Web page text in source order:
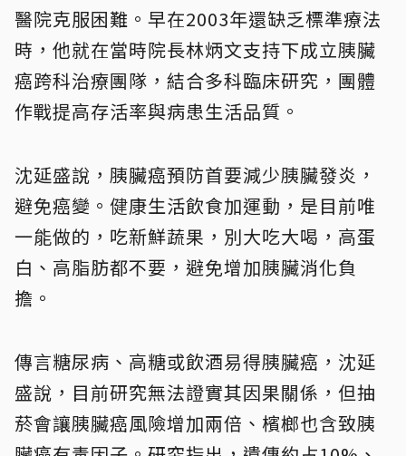
醫院克服困難。早在2003年還缺乏標準療法
時，他就在當時院長林炳文支持下成立胰臟
癌跨科治療團隊，結合多科臨床研究，團體
作戰提高存活率與病患生活品質。
沈延盛說，胰臟癌預防首要減少胰臟發炎，
避免癌變。健康生活飲食加運動，是目前唯
一能做的，吃新鮮蔬果，別大吃大喝，高蛋
白、高脂肪都不要，避免增加胰臟消化負
擔。
傳言糖尿病、高糖或飲酒易得胰臟癌，沈延
盛說，目前研究無法證實其因果關係，但抽
菸會讓胰臟癌風險增加兩倍、檳榔也含致胰